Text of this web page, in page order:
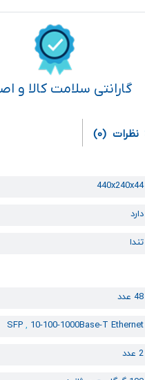
گارانتی سلامت کالا و
نظرات (0)
440x240x44
دارد
تندا
48 عدد
SFP, 10-100-1000Base-T Ethernet
2 عدد